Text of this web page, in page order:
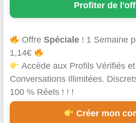
Profiter de
OffreSpéciale ! 1 Semaine
1,14€
Accède aux Profils Vérifiés
Conversations Illimitées.
100 % Réels ! ! !
Créer mon